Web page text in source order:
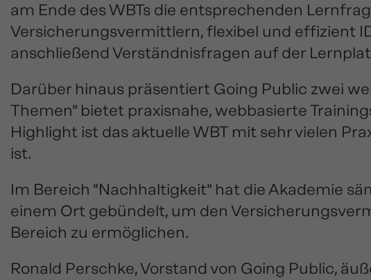
am Ende des WBTs die entsprechenden
Versicherungsvermittlern, flexibel und effizient
anschließend Verständnisfragen auf der
Darüber hinaus präsentiert Going Public zwei
Themen" bietet praxisnahe, webbasierte
Highlight ist das aktuelle WBT mit sehr vielen
ist.
Im Bereich "Nachhaltigkeit" hat die Akademie
einem Ort gebündelt, um den
Bereich zu ermöglichen.
Ronald Perschke, Vorstand von Going Public,